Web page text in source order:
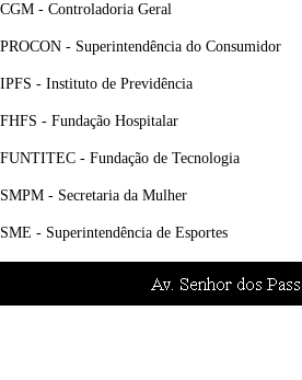
CGM - Controladoria Geral
PROCON - Superintendência do Consumidor
IPFS - Instituto de Previdência
FHFS - Fundação Hospitalar
FUNTITEC - Fundação de Tecnologia
SMPM - Secretaria da Mulher
SME - Superintendência de Esportes